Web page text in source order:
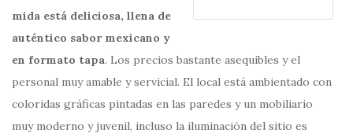
mida está deliciosa, llena de
auténtico sabor mexicano y
en formato tapa. Los precios bastante asequibles y el
personal muy amable y servicial. El local está ambientado con
coloridas gráficas pintadas en las paredes y un mobiliario
muy moderno y juvenil, incluso la iluminación del sitio es